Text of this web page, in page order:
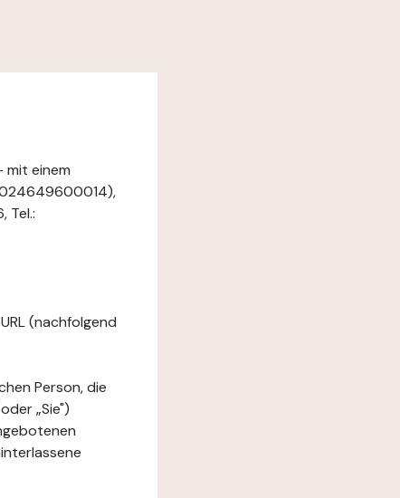
mit einem
Tel.:
(nachfolgend
Person, die
„Sie")